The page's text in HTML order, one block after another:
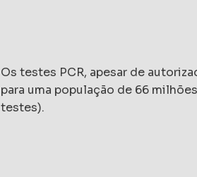
Os testes PCR, apesar de
para uma população de 66
testes).